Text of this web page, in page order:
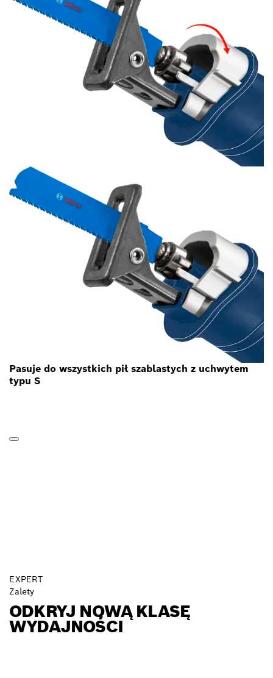
Pasuje do wszystkich pił szablastych z uchwytem
typu S
EXPERT
Zalety
ODKRYJ NOWĄ KLASĘ
WYDAJNOŚCI